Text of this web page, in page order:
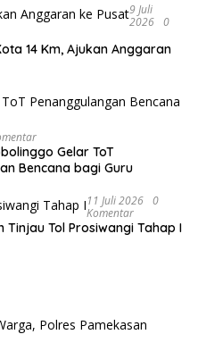
9 Juli
2026 0
14 Km, Ajukan Anggaran
Gelar ToT
Bencana bagi Guru
11 Juli 2026 0
Komentar
Tinjau Tol Prosiwangi Tahap I